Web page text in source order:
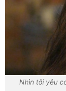
Nhìn tôi yêu